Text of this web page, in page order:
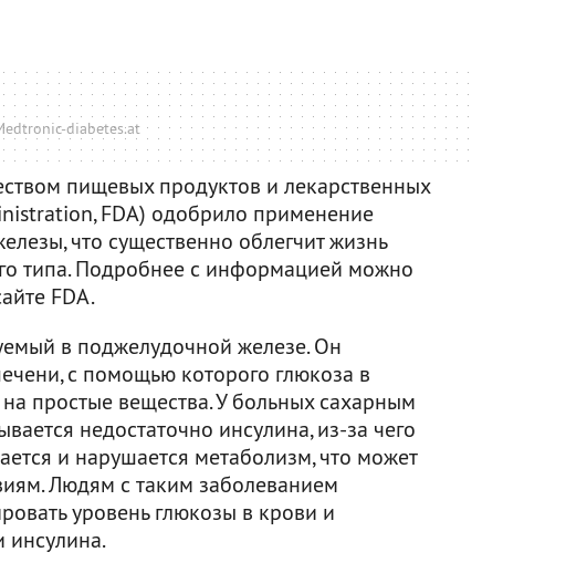
diabetes.at
пищевых продуктов и лекарственных
FDA) одобрило применение
что существенно облегчит жизнь
типа. Подробнее с информацией можно
FDA.
в поджелудочной железе. Он
с помощью которого глюкоза в
простые вещества. У больных сахарным
недостаточно инсулина, из-за чего
и нарушается метаболизм, что может
Людям с таким заболеванием
уровень глюкозы в крови и
инсулина.